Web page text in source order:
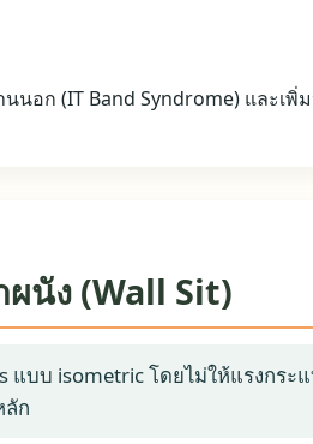
นนอก (IT Band Syndrome) และเ
นัง (Wall Sit)
แบบ isometric โดยไม่ให้แรงกระ
ก